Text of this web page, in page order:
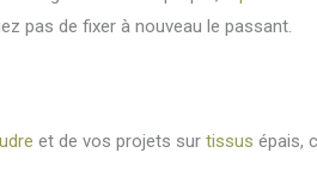
pas de fixer à nouveau le passant.
et de vos projets sur tissus épais,